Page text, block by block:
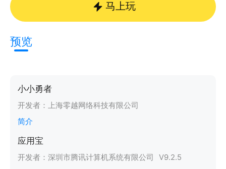
马上玩
预览
小小勇者
开发者： 上海零越网络科技有限公司
简介
应用宝
开发者： 深圳市腾讯计算机系统有限公司 V9.2.5